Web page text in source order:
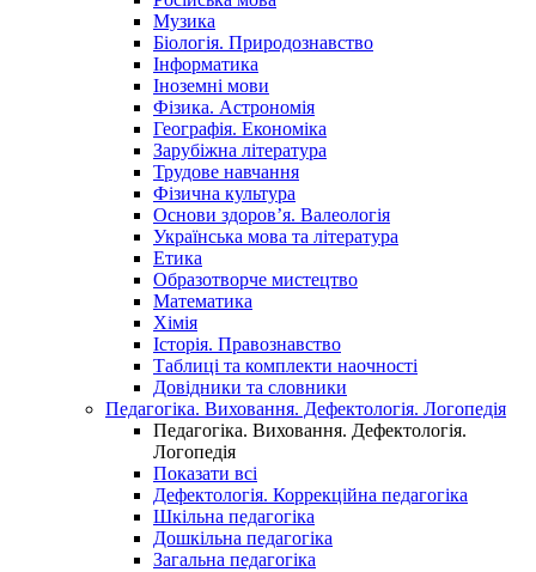
Музика
Біологія. Природознавство
Інформатика
Іноземні мови
Фізика. Астрономія
Географія. Економіка
Зарубіжна література
Трудове навчання
Фізична культура
Основи здоров’я. Валеологія
Українська мова та література
Етика
Образотворче мистецтво
Математика
Хімія
Історія. Правознавство
Таблиці та комплекти наочності
Довідники та словники
Педагогіка. Виховання. Дефектологія. Логопедія
Педагогіка. Виховання. Дефектологія.
Логопедія
Показати всі
Дефектологія. Коррекційна педагогіка
Шкільна педагогіка
Дошкільна педагогіка
Загальна педагогіка